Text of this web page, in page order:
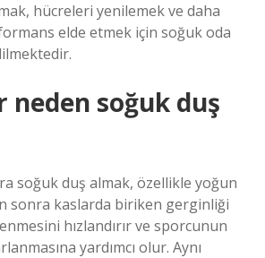
hücreleri yenilemek ve daha
elde etmek için soğuk oda
neden soğuk duş
soğuk duş almak, özellikle yoğun
sonra kaslarda biriken gerginliği
hızlandırır ve sporcunun
yardımcı olur. Aynı